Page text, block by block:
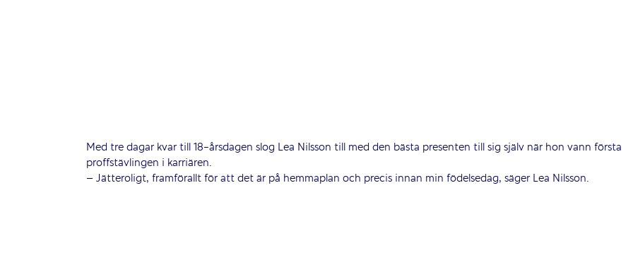
Med tre dagar kvar till 18-årsdagen slog Lea Nilsson till med den bästa presenten till sig själv när hon vann första
proffstävlingen i karriären.
– Jätteroligt, framförallt för att det är på hemmaplan och precis innan min födelsedag, säger Lea Nilsson.